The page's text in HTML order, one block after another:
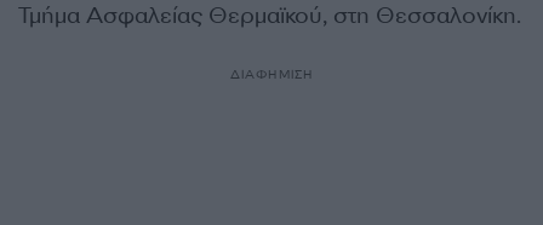
Τμήμα Ασφαλείας Θερμαϊκού, στη Θεσσαλονίκη.
ΔΙΑΦΗΜΙΣΗ